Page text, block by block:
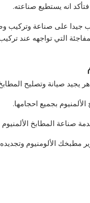
انه يستطيع صناعته.
جيدا على صناعة وتركيب
التي تواجهه عند تركيب
صيانة وتصليح المطابخ
بجميع احجامها.
صناعة المطابخ الألمنيوم
مطبخك الألومنيوم